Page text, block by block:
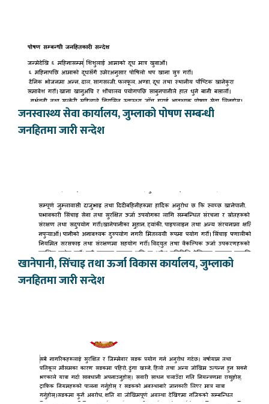
जनस्वास्थ्य सेवा कार्यालय, जुम्लाको पोषण सम्बन्धी
जनहितमा जारी सन्देश
खानेपानी, सिंचाइ तथा ऊर्जा विकास कार्यालय, जुम्लाको
जनहितमा जारी सन्देश